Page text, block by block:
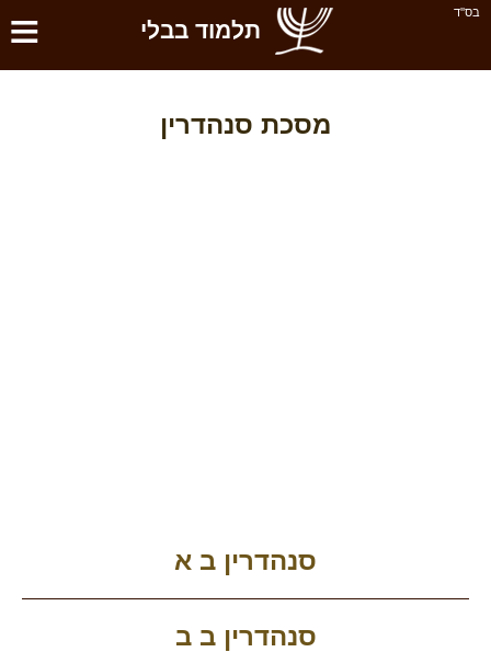
בס''ד ≡ תלמוד בבלי
מסכת סנהדרין
סנהדרין ב א
סנהדרין ב ב